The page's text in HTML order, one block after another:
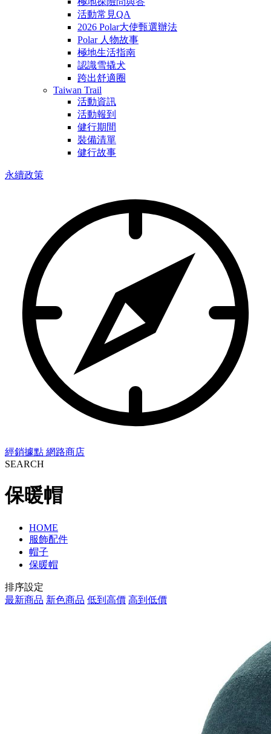
活動常見QA
2026 Polar大使甄選辦法
Polar 人物故事
極地生活指南
認識雪撬犬
跨出舒適圈
Taiwan Trail
活動資訊
活動報到
健行期間
裝備清單
健行故事
永續政策
經銷據點 網路商店
SEARCH
保暖帽
HOME
服飾配件
帽子
保暖帽
排序設定
最新商品 新色商品 低到高價 高到低價